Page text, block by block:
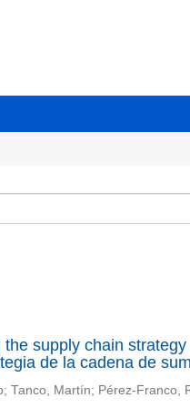
the supply chain
de la cadena de
Tanco, Martín; Pérez-Franco,